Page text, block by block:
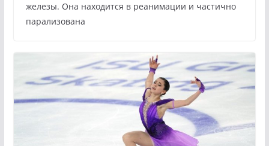
железы. Она находится в реанимации и частично
парализована